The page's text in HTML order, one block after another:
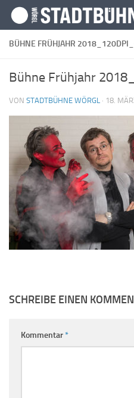
Zum Inhalt springen
BÜHNE FRÜHJAHR
Bühne Frühjahr
VON STADTBÜHNE WÖRGL · 18.
SCHREIBE EINEN
Kommentar*